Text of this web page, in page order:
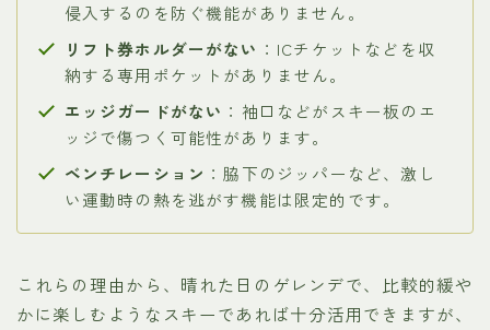
侵入するのを防ぐ機能がありません。
リフト券ホルダーがない ：ICチケットなどを収
納する専用ポケットがありません。
エッジガードがない ：袖口などがスキー板のエ
ッジで傷つく可能性があります。
ベンチレーション ：脇下のジッパーなど、激し
い運動時の熱を逃がす機能は限定的です。
これらの理由から、晴れた日のゲレンデで、比較的緩や
かに楽しむようなスキーであれば十分活用できますが、